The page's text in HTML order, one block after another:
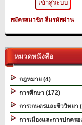
สมัครสมาชิก ลืมรหัสผ่าน
หมวดหนังสือ
กฎหมาย (4)
การศึกษา (172)
การเกษตรและชีววิทยา
การเมืองและการปกครอ